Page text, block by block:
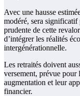
Avec une hausse
modéré, sera
prudente de cette
d’intégrer les réalités
intergénérationnelle.
Les retraités doivent
versement, prévue
augmentation et leur
financier.